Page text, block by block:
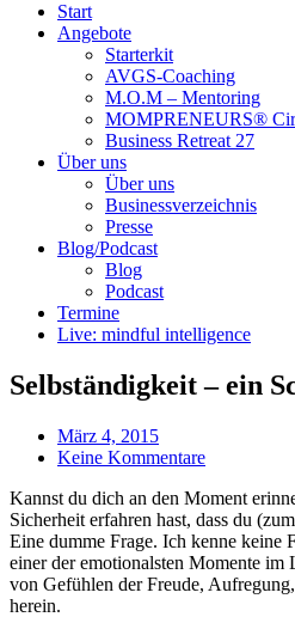
Start
Angebote
Starterkit
AVGS-Coaching
M.O.M – Mentoring
MOMPRENEURS®
Business Retreat 27
Über uns
Über uns
Businessverzeichnis
Presse
Blog/Podcast
Blog
Podcast
Termine
Live: mindful intelligence
Selbständigkeit – ein
März 4, 2015
Keine Kommentare
Kannst du dich an den Moment
Sicherheit erfahren hast, dass du
Eine dumme Frage. Ich kenne keine
einer der emotionalsten Momente im
von Gefühlen der Freude,
herein.